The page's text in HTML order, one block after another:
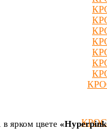
в ярком цвете